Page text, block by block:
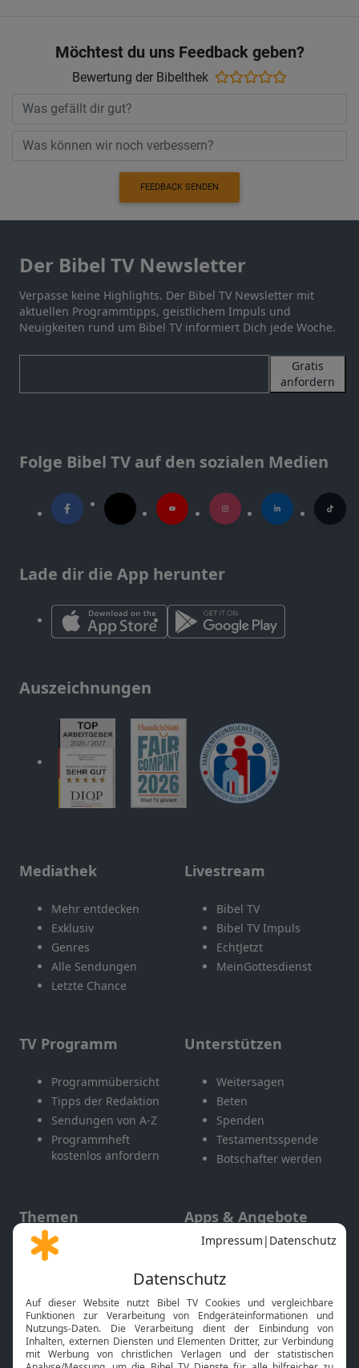
Möchtest du uns Feedback geben?
Bewertung der Bibelthek
FEEDBACK SENDEN
Der Bibel TV Newsletter
Verpasse keine Highlights. Der Bibel TV Newsletter mit
aktuellen Programmtipps, geistlichem Impuls und
Neuigkeiten rund um Bibel TV informiert Dich jede Woche.
Gratis
anfordern
Folge Bibel TV auf den sozialen Medien
Lade dir die App herunter
Auszeichnungen
Mediathek
Mehr entdecken
Exklusiv
Genres
Alle Sendungen
Letzte Chance
Livestream
Bibel TV
Bibel TV Impuls
EchtJetzt
MeinGottesdienst
TV Programm
Programmübersicht
Tipps der Redaktion
Sendungen von A-Z
Programmheft
kostenlos anfordern
Unterstützen
Weitersagen
Beten
Spenden
Testamentsspende
Botschafter werden
Themen
Gott und Bibel erklärt
Neuigkeiten
Apps & Angebote
Mobile App
Smart TV
HbbTV
Bibelthek Online-Bibel